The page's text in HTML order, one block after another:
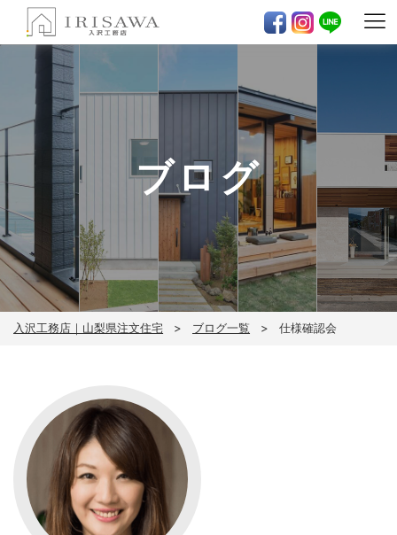
ブログ
入沢工務店｜山梨県注文住宅 ブログ一覧 仕様確認会